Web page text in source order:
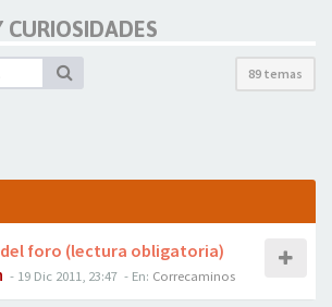
89 temas
foro (lectura obligatoria)
- 19 Dic 2011, 23:47 - En: Correcaminos